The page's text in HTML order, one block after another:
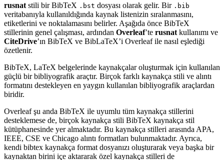
rusnat stili bir BibTeX .bst dosyası olarak gelir. Bir .bib
veritabanıyla kullanıldığında kaynak listenizin sıralanmasını,
etiketlerini ve noktalamasını belirler. Aşağıda önce BibTeX
stillerinin genel çalışması, ardından Overleaf’te rusnat kullanımı ve
CiteDrive’ın BibTeX ve BibLaTeX’i Overleaf ile nasıl eşlediği
özetlenir.
BibTeX, LaTeX belgelerinde kaynakçalar oluşturmak için kullanılan
güçlü bir bibliyografik araçtır. Birçok farklı kaynakça stili ve alıntı
formatını destekleyen en yaygın kullanılan bibliyografik araçlardan
biridir.
Overleaf şu anda BibTeX ile uyumlu tüm kaynakça stillerini
desteklemese de, birçok kaynakça stili BibTeX kaynakça stil
kütüphanesinde yer almaktadır. Bu kaynakça stilleri arasında APA,
IEEE, CSE ve Chicago alıntı formatları bulunmaktadır. Ayrıca,
kendi bibtex kaynakça format dosyanızı oluşturarak veya başka bir
kaynaktan birini içe aktararak özel kaynakça stilleri de